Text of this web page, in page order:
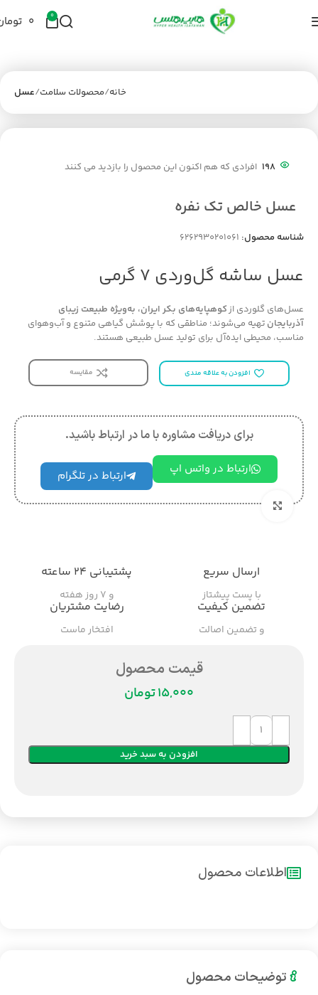
0 ۰
خانه محصولات سلامت عسل
198 افرادی که هم اکنون این محصول را بازدید می کنند
عسل خالص تک نفره
شناسه محصول: 6262930201061
عسل ساشه گل‌وردی 7 گرمی
عسل‌های گلوردی ازکوهپایه‌های بکر ایران، به‌ویژه طبیعت زیبای
آذربایجان تهیه می‌شوند؛ مناطقی که با پوشش گیاهی متنوع و آب‌وهوای
مناسب، محیطی ایده‌آل برای تولید عسل طبیعی هستند.
افزودن به علاقه مندی مقایسه
برای دریافت مشاوره با ما در ارتباط باشید.
ارتباط در واتس اپ ارتباط در تلگرام
بزرگنمایی تصویر
ارسال سریع
با پست پیشتاز
پشتیبانی ۲۴ ساعته
و ۷ روز هفته
تضمین کیفیت
و تضمین اصالت
رضایت مشتریان
افتخار ماست
قیمت محصول
تومان
افزودن به سبد خرید
توضیحات محصول
اطلاعات محصول